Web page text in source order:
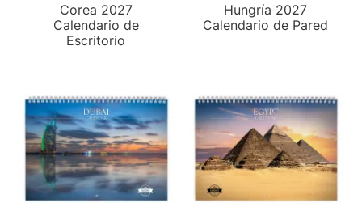
Corea 2027
Calendario de
Escritorio
Hungría 2027
Calendario de Pared